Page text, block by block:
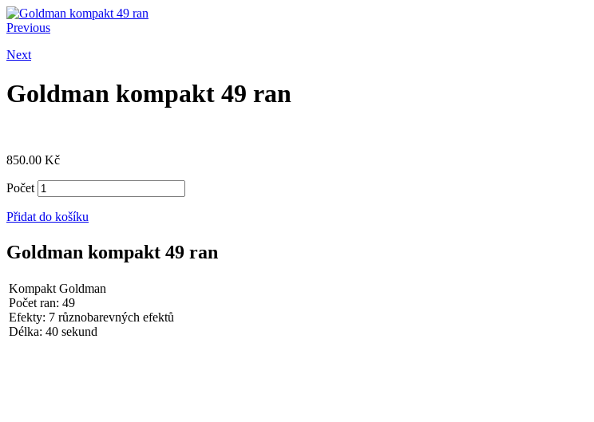
Previous
Next
Goldman kompakt 49 ran
850.00 Kč
Počet
Přidat do košíku
Goldman kompakt 49 ran
Kompakt Goldman
Počet ran: 49
Efekty: 7 různobarevných efektů
Délka: 40 sekund